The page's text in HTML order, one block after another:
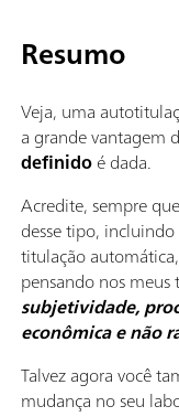
Resumo
Veja, uma
a grande vantagem
definidoé dada.
Acredite, sempre
desse tipo,
titulação
pensando nos
subjetividade,
econômica e não
Talvez agora você
mudança no seu